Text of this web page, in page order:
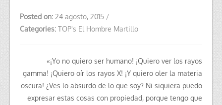
Posted on: 24 agosto, 2015 /
Categories: TOP's El Hombre Martillo
«¡Yo no quiero ser humano! ¡Quiero ver los rayos
gamma! ¡Quiero oír los rayos X! ¡Y quiero oler la materia
oscura! ¿Ves lo absurdo de lo que soy? Ni siquiera puedo
expresar estas cosas con propiedad, porque tengo que